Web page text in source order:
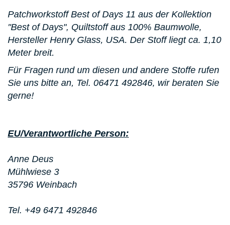
Patchworkstoff Best of Days 11 aus der Kollektion
"Best of Days", Quiltstoff aus 100% Baumwolle,
Hersteller Henry Glass, USA. Der Stoff liegt ca. 1,10
Meter breit.
Für Fragen rund um diesen und andere Stoffe rufen
Sie uns bitte an, Tel. 06471 492846, wir beraten Sie
gerne!
EU/Verantwortliche Person:
Anne Deus
Mühlwiese 3
35796 Weinbach
Tel. +49 6471 492846